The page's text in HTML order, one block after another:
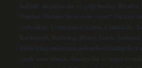
halinde olmuşlardır ve çoğu baskın din
Domlar Türkiye’de nerede yaşar?
yerleşiktir. Çoğunlukla Adana, Çanakkale,
Kırklareli, Tekirdağ, Düzce, İzmir, İstanbul
Türk Çingenelerinin geleneksel faaliyetleri
çiçek satın almak, demircilik ve sepet